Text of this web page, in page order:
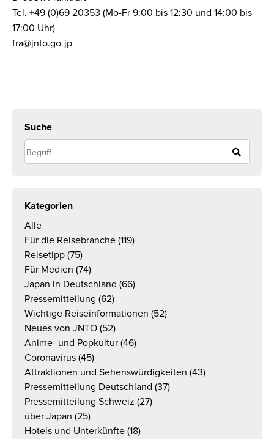
Tel. +49 (0)69 20353 (Mo-Fr 9:00 bis 12:30 und 14:00 bis
17:00 Uhr)
fra@jnto.go.jp
Suche
Kategorien
Alle
Für die Reisebranche (119)
Reisetipp (75)
Für Medien (74)
Japan in Deutschland (66)
Pressemitteilung (62)
Wichtige Reiseinformationen (52)
Neues von JNTO (52)
Anime- und Popkultur (46)
Coronavirus (45)
Attraktionen und Sehenswürdigkeiten (43)
Pressemitteilung Deutschland (37)
Pressemitteilung Schweiz (27)
über Japan (25)
Hotels und Unterkünfte (18)